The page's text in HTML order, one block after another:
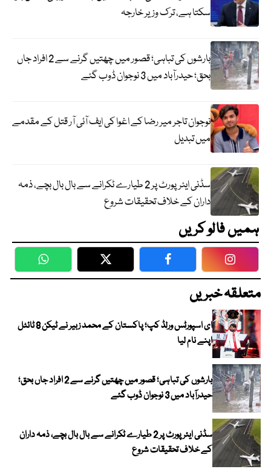
سکتا ہے، ترک وزیر خارجہ
بارشوں کی تباہی؛ قصور میں چھتیں گرنے سے 2 افراد جاں
بحق؛ حیدرآباد میں 3 نوجوان ڈوب گئے
نوجوان تاجر میر رضا کے اغوا کی ایف آئی آر قتل کے مقدمے
میں تبدیل
سڈنی ایئرپورٹ پر 2 طیارے ٹکرانے سے بال بال بچے، ذمہ
داران کے خلاف تحقیقات شروع
ہمیں فالو کریں
WhatsApp Twitter Facebook
متعلقہ خبریں
ای اسپورٹس ورلڈ کپ؛ پاکستان کے محمد زبیر نے ٹیکن 8 ٹائٹل
اپنے نام لیا
بارشوں کی تباہی؛ قصور میں چھتیں گرنے سے 2 افراد جاں بحق؛
حیدرآباد میں 3 نوجوان ڈوب گئے
سڈنی ایئرپورٹ پر 2 طیارے ٹکرانے سے بال بال بچے، ذمہ داران
کے خلاف تحقیقات شروع